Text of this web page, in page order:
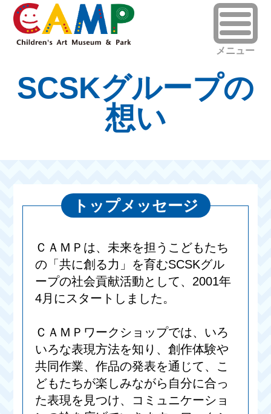
SCSKグループの
想い
トップメッセージ
ＣＡＭＰは、未来を担うこどもたち
の「共に創る力」を育むSCSKグル
ープの社会貢献活動として、2001年
4月にスタートしました。
ＣＡＭＰワークショップでは、いろ
いろな表現方法を知り、創作体験や
共同作業、作品の発表を通じて、こ
どもたちが楽しみながら自分に合っ
た表現を見つけ、コミュニケーショ